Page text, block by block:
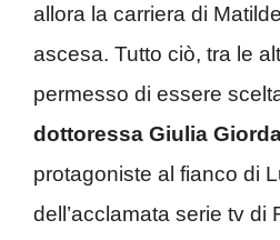
allora la carriera di
ascesa. Tutto ciò, tra le
permesso di essere
dottoressa Giulia
protagoniste al fianco di
dell’acclamata serie tv di